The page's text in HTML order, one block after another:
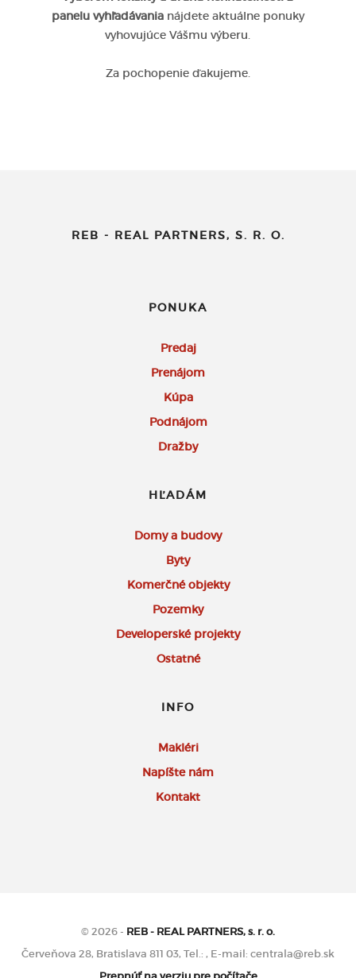
panelu vyhľadávanianájdete aktuálne ponuky
vyhovujúce Vášmu výberu.
Za pochopenie ďakujeme.
REB - REAL PARTNERS, S. R. O.
PONUKA
Predaj
Prenájom
Kúpa
Podnájom
Dražby
HĽADÁM
Domy a budovy
Byty
Komerčné objekty
Pozemky
Developerské projekty
Ostatné
INFO
Makléri
Napíšte nám
Kontakt
© 2026 - REB - REAL PARTNERS, s. r. o.
Červeňova 28, Bratislava 811 03, Tel.: , E-mail: centrala@reb.sk